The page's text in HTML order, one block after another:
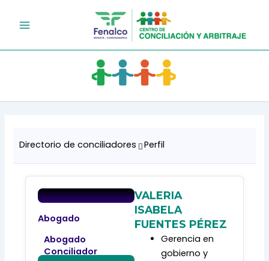
Directorio de conciliadores Perfil
Abogado
Abogado
Conciliador
VALERIA
ISABELA
FUENTES PÉREZ
Gerencia en
gobierno y